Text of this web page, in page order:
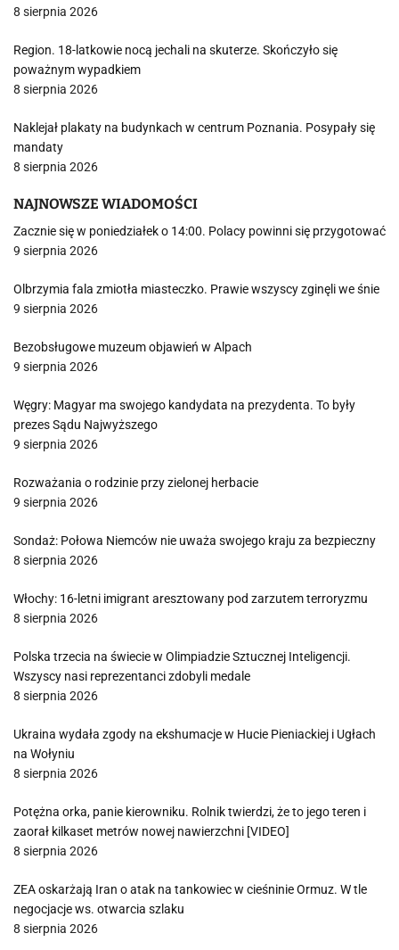
8 sierpnia 2026
Region. 18-latkowie nocą jechali na skuterze. Skończyło się
poważnym wypadkiem
8 sierpnia 2026
Naklejał plakaty na budynkach w centrum Poznania. Posypały się
mandaty
8 sierpnia 2026
NAJNOWSZE WIADOMOŚCI
Zacznie się w poniedziałek o 14:00. Polacy powinni się przygotować
9 sierpnia 2026
Olbrzymia fala zmiotła miasteczko. Prawie wszyscy zginęli we śnie
9 sierpnia 2026
Bezobsługowe muzeum objawień w Alpach
9 sierpnia 2026
Węgry: Magyar ma swojego kandydata na prezydenta. To były
prezes Sądu Najwyższego
9 sierpnia 2026
Rozważania o rodzinie przy zielonej herbacie
9 sierpnia 2026
Sondaż: Połowa Niemców nie uważa swojego kraju za bezpieczny
8 sierpnia 2026
Włochy: 16-letni imigrant aresztowany pod zarzutem terroryzmu
8 sierpnia 2026
Polska trzecia na świecie w Olimpiadzie Sztucznej Inteligencji.
Wszyscy nasi reprezentanci zdobyli medale
8 sierpnia 2026
Ukraina wydała zgody na ekshumacje w Hucie Pieniackiej i Ugłach
na Wołyniu
8 sierpnia 2026
Potężna orka, panie kierowniku. Rolnik twierdzi, że to jego teren i
zaorał kilkaset metrów nowej nawierzchni [VIDEO]
8 sierpnia 2026
ZEA oskarżają Iran o atak na tankowiec w cieśninie Ormuz. W tle
negocjacje ws. otwarcia szlaku
8 sierpnia 2026